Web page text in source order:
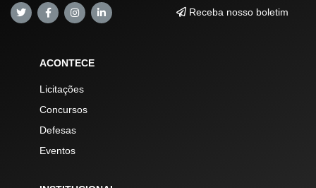
Receba nosso boletim
ACONTECE
Licitações
Concursos
Defesas
Eventos